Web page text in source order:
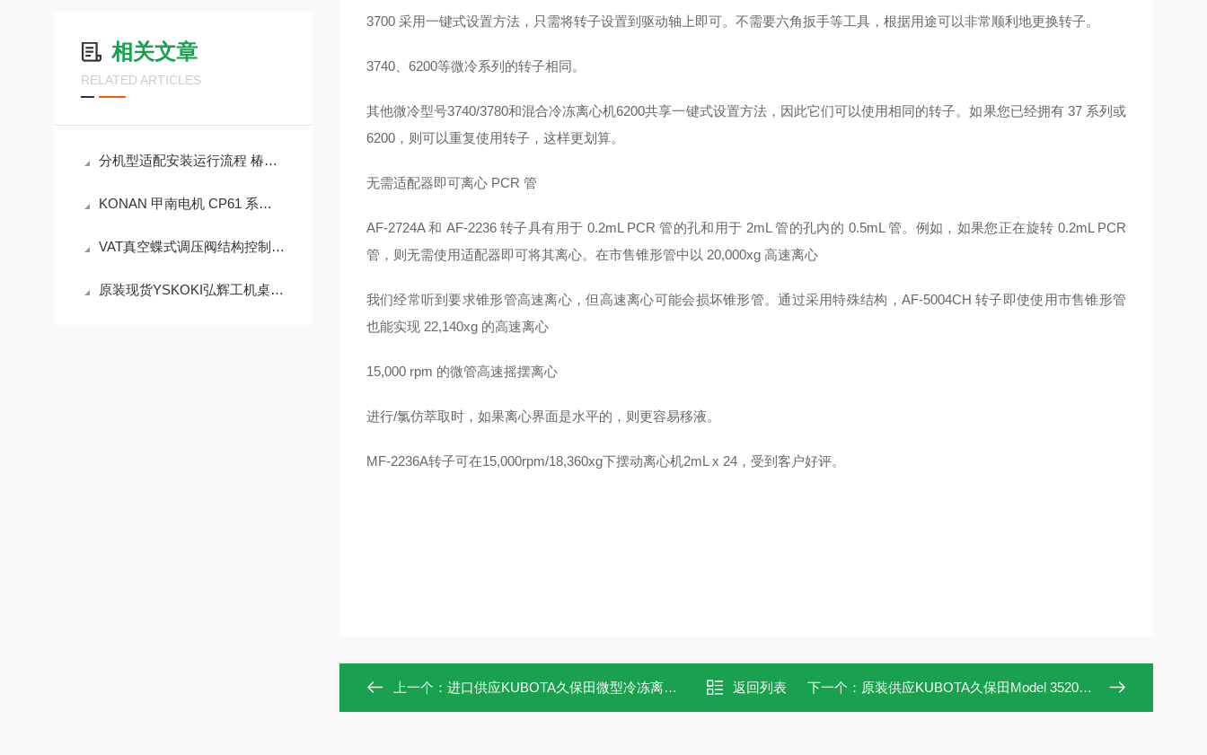
相关文章
RELATED ARTICLES
分机型适配安装运行流程 椿本传动输送链条精准使用实操方案
KONAN 甲南电机 CP61 系列 重载型气缸完整产品介绍
VAT真空蝶式调压阀结构控制逻辑、半导体工艺适配与阀件维保规范
原装现货YSKOKI弘辉工机桌面型通用带锯机VZ-500
3700 采用一键式设置方法，只需将转子设置到驱动轴上即可。不需要六角扳手等工具，根据用途可以非常顺利地更换转子。
3740、6200等微冷系列的转子相同。
其他微冷型号3740/3780和混合冷冻离心机6200共享一键式设置方法，因此它们可以使用相同的转子。如果您已经拥有 37 系列或
6200，则可以重复使用转子，这样更划算。
无需适配器即可离心 PCR 管
AF-2724A 和 AF-2236 转子具有用于 0.2mL PCR 管的孔和用于 2mL 管的孔内的 0.5mL 管。例如，如果您正在旋转 0.2mL PCR
管，则无需使用适配器即可将其离心。在市售锥形管中以 20,000xg 高速离心
我们经常听到要求锥形管高速离心，但高速离心可能会损坏锥形管。通过采用特殊结构，AF-5004CH 转子即使使用市售锥形管
也能实现 22,140xg 的高速离心
15,000 rpm 的微管高速摇摆离心
进行/氯仿萃取时，如果离心界面是水平的，则更容易移液。
MF-2236A转子可在15,000rpm/18,360xg下摆动离心机2mL x 24，受到客户好评。
上一个： 进口供应KUBOTA久保田微型冷冻离心机Model 3740 返回列表 下一个： 原装供应KUBOTA久保田Model 3520台式微型冷冻离心机